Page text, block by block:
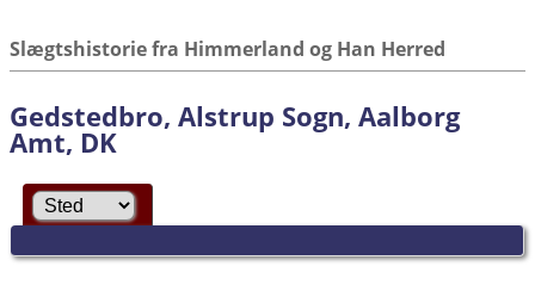
Slægtshistorie fra Himmerland og Han Herred
Gedstedbro, Alstrup Sogn, Aalborg
Amt, DK